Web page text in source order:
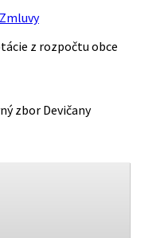
Zmluvy
z rozpočtu obce
zbor Devičany